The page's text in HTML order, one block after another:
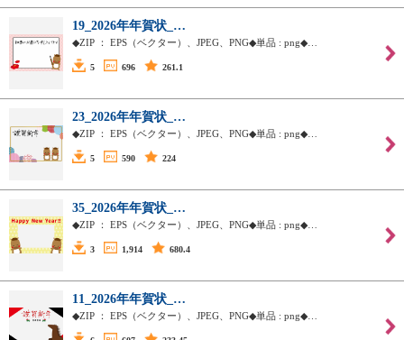
19_2026年年賀状_…
◆ZIP ： EPS（ベクター）、JPEG、PNG◆単品 : png◆…
5 696 261.1
23_2026年年賀状_…
◆ZIP ： EPS（ベクター）、JPEG、PNG◆単品 : png◆…
5 590 224
35_2026年年賀状_…
◆ZIP ： EPS（ベクター）、JPEG、PNG◆単品 : png◆…
3 1,914 680.4
11_2026年年賀状_…
◆ZIP ： EPS（ベクター）、JPEG、PNG◆単品 : png◆…